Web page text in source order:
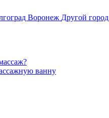
Воронеж Другой город
ванну